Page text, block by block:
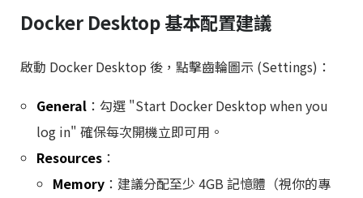
Docker Desktop 基本配置建議
啟動 Docker Desktop 後，點擊齒輪圖示 (Settings)：
General ：勾選 "Start Docker Desktop when you
log in" 確保每次開機立即可用。
Resources ：
Memory ：建議分配至少 4GB 記憶體（視你的專